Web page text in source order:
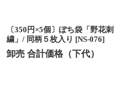
〔350円×5個〕ぽち袋「野花刺
繍」/ 同柄５枚入り [NS-076]
卸売 合計価格（下代）